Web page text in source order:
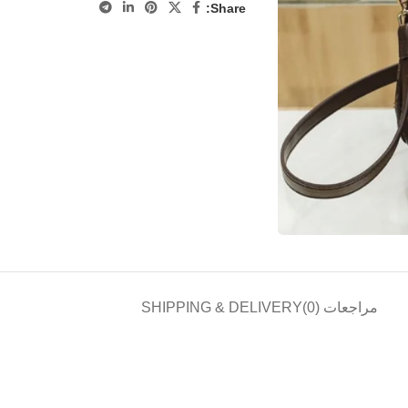
Share:
مراجعات (0) SHIPPING & DELIVERY